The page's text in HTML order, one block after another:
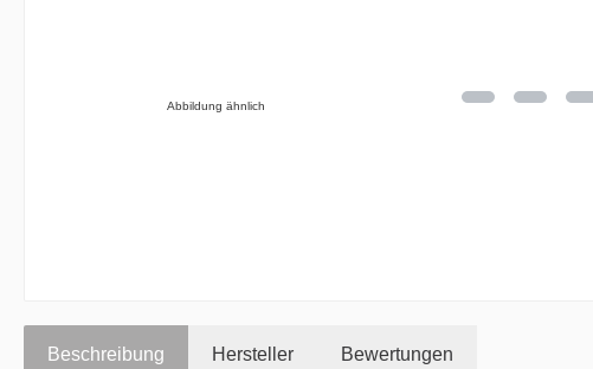
Abbildung ähnlich
Beschreibung Hersteller Bewertungen